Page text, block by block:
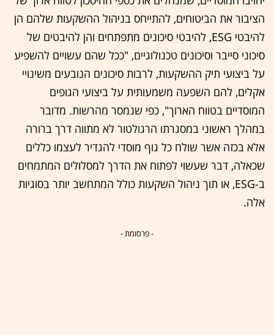
הציבור את הביטוחים, להתייחס בניהול ההשקעות שלהם הן
להיבטי ESG, להיבטי סיכונים מתפתחים והן להיבטים של
סיכוני סייבר וסיכונים טכנולוגיים, "ככל שהם עשויים להשפיע
על ביצועי תיק ההשקעות, לרבות סיכונים הנובעים משינויי
אקלים, להם השפעה משמעותית על ביצועי הגופים
המוסדיים בטווח הארוך", כפי שנמסר מהרשות. מדובר
במהלך ראשוני במסגרתו הרגולטור לא מתווה דרך ברורה
אלא בכזה אשר שולח כל גוף מוסדי להגדיר לעצמו כללים
שכאלה, דבר שעשוי לפתוח את הדרך למסלולים המתמחים
ב-ESG, או תוך ניהול השקעות כולל המתחשב יותר בסוגיות
אלה.
- פרסומת -